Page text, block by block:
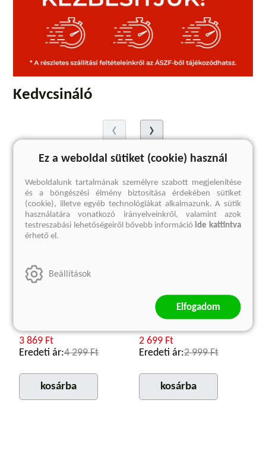
Kedvcsináló
Önmagam árnyéka
3 869 Ft
Eredeti ár:4 299 Ft
kosárba
Amélie Nothomb
2 699 Ft
Eredeti ár:2 999 Ft
kosárba
Ez a weboldal sütiket (cookie) használ
Weboldalunk tartalmának személyre szabott megjelenítése
és a böngészési élmény biztosítása érdekében sütiket
(cookie), illetve egyéb technológiákat alkalmazunk. A sütik
használatára vonatkozó irányelveinkről, valamint azok
testreszabási lehetőségeiről bővebb információide kattintva
érhető el.
Beállítások
Elfogadom